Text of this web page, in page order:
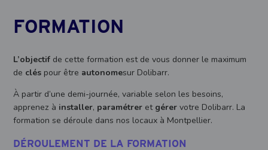
FORMATION
L’objectif de cette formation est de vous donner le maximum
de clés pour être autonomesur Dolibarr.
À partir d’une demi-journée, variable selon les besoins,
apprenez à installer, paramétrer et gérer votre Dolibarr. La
formation se déroule dans nos locaux à Montpellier.
DÉROULEMENT DE LA FORMATION